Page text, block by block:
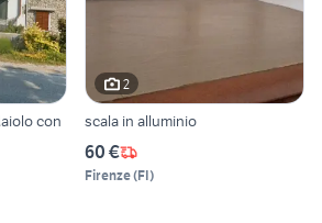
con
2
scala in alluminio
60 €
Firenze(FI)